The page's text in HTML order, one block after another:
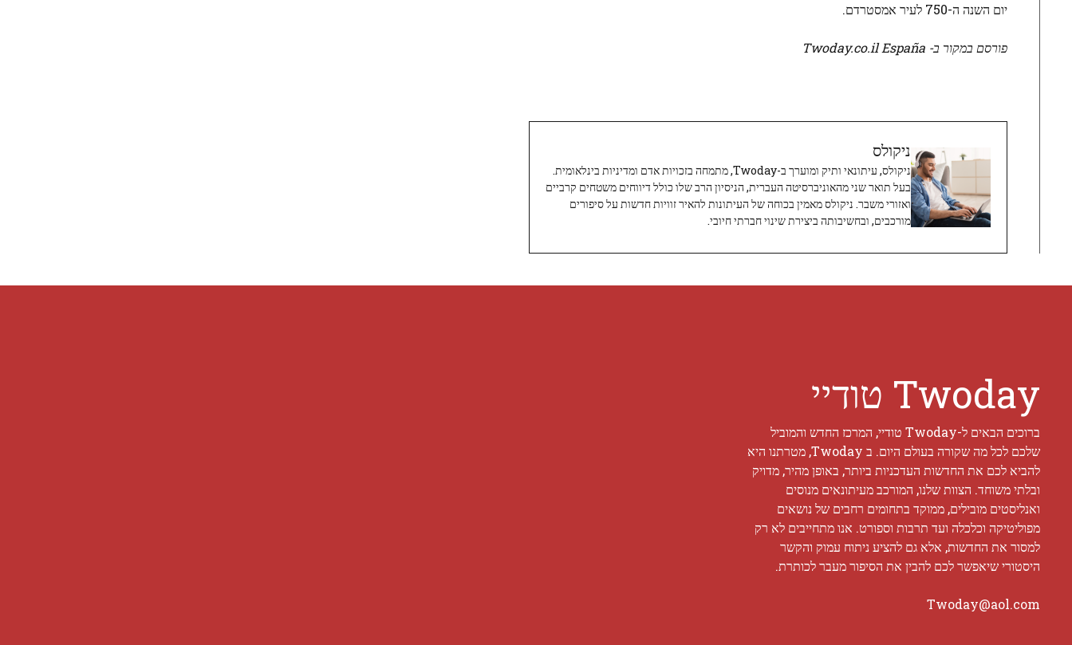
יום השנה ה-750 לעיר אמסטרדם.
פורסם במקור ב- Twoday.co.il España
ניקולס
ניקולס, עיתונאי ותיק ומוערך ב-Twoday, מתמחה בזכויות אדם ומדיניות בינלאומית.
בעל תואר שני מהאוניברסיטה העברית, הניסיון הרב שלו כולל דיווחים משטחים קרביים
ואזורי משבר. ניקולס מאמין בכוחה של העיתונות להאיר זוויות חדשות על סיפורים
מורכבים, ובחשיבותה ביצירת שינוי חברתי חיובי.
Twoday טודיי
ברוכים הבאים ל-Twoday טודיי, המרכז החדש והמוביל
שלכם לכל מה שקורה בעולם היום. ב Twoday, מטרתנו היא
להביא לכם את החדשות העדכניות ביותר, באופן מהיר, מדויק
ובלתי משוחד. הצוות שלנו, המורכב מעיתונאים מנוסים
ואנליסטים מובילים, ממוקד בתחומים רחבים של נושאים
מפוליטיקה וכלכלה ועד תרבות וספורט. אנו מתחייבים לא רק
למסור את החדשות, אלא גם להציע ניתוח עמוק והקשר
היסטורי שיאפשר לכם להבין את הסיפור מעבר לכותרת.
Twoday@aol.com